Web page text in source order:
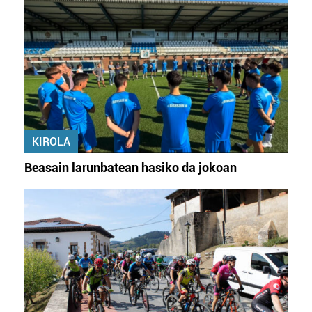
zure baimena Cookieen adierazpenean.
Webgune honek cookie propioak eta hirugarrenen cookie-
fitxategiak erabiltzen ditu. Zure esperientzia eta
zerbitzuak hobetzeko asmoz, cookie teknologiaz
baliatzen gara. Ohar hau onartuz gero, teknologia hori
erabiltzeko baimen esplizitua ematen diguzu.Gehiago
irakurri
KIROLA
Beasain larunbatean hasiko da jokoan